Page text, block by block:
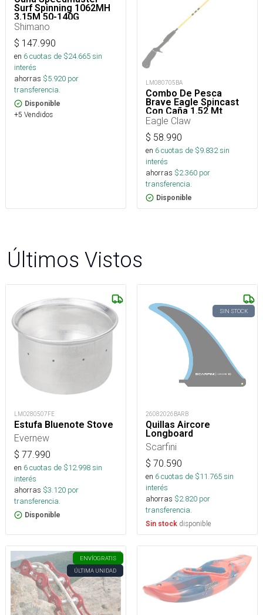
Surf Spinning 1062MH
3,15M 50-140G
Shimano
$ 147.990
en 6cuotas de $24.665sin
interés
ahorras $5.920 por
transferencia.
Disponible
+5 Vendidos
LM080705BA
Combo De Pesca
Brave Eagle Spincast
Con Caña 1.52 Mt
Acción Medium Y Reel
Eagle Claw
$ 58.990
en 6cuotas de $9.832sin
interés
ahorras $2.360 por
transferencia.
Disponible
Últimos Vistos
LMO280507FE
Estufa Bluenote Stove
Evernew
$ 77.990
en 6cuotas de $12.998sin
interés
ahorras $3.120 por
transferencia.
Disponible
SIN STOCK
26082026BARB
Quillas Aircore
Longboard
Scarfini
$ 70.590
en 6cuotas de $11.765sin
interés
ahorras $2.820 por
transferencia.
Sin stock disponible
ENVÍOGRATIS
ÚLTIMA UNIDAD